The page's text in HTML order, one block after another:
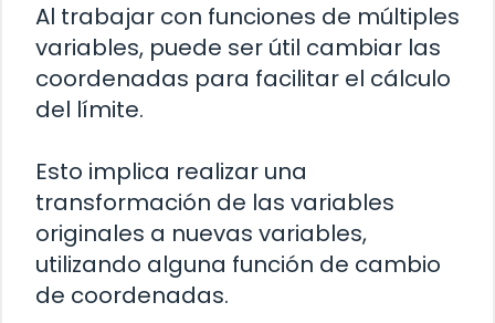
Al trabajar con funciones de múltiples
variables, puede ser útil cambiar las
coordenadas para facilitar el cálculo
del límite.
Esto implica realizar una
transformación de las variables
originales a nuevas variables,
utilizando alguna función de cambio
de coordenadas.